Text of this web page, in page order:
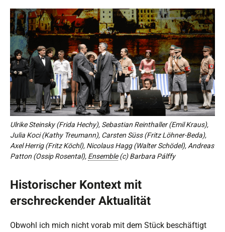
Ulrike Steinsky (Frida Hechy), Sebastian Reinthaller (Emil Kraus),
Julia Koci (Kathy Treumann), Carsten Süss (Fritz Löhner-Beda),
Axel Herrig (Fritz Köchl), Nicolaus Hagg (Walter Schödel), Andreas
Patton (Ossip Rosental), Ensemble(c) Barbara Pálffy
Historischer Kontext mit
erschreckender Aktualität
Obwohl ich mich nicht vorab mit dem Stück beschäftigt